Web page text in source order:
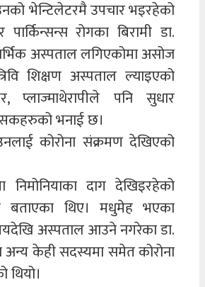
भेन्टिलेटरमै उपचार भइरहेको
रोगका बिरामी डा.
अस्पताल लगिएकोमा असोज
शिक्षण अस्पताल ल्याइएको
प्लाज्माथेरापीले पनि सुधार
भनाई छ।
कोरोना संक्रमण देखिएको
निमोनियाका दाग देखिइरहेको
बताएका थिए। मधुमेह भएका
अस्पताल आउने नगरेका डा.
अन्य केही सदस्यमा समेत कोरोना